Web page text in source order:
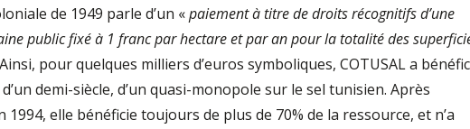
de 1949 parle d’un «paiement à titre de droits récognitifs d’une
public fixé à 1 franc par hec­tare et par an pour la totalité des
pour quelques milliers d’euros symboliques, COTUSAL a
demi­-siècle, d’un quasi­-monopole sur le sel tunisien. Après
1994, elle bénéficie toujours de plus de 70% de la ressource, et n’a